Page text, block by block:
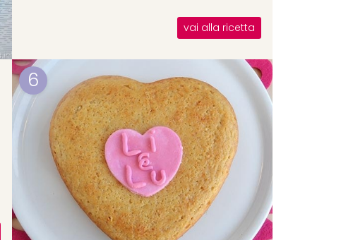
vai alla ricetta
6